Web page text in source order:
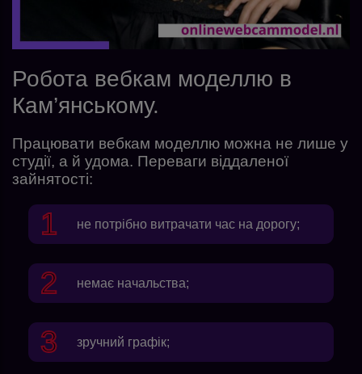
Робота вебкам моделлю в
Кам’янському.
Працювати вебкам моделлю можна не лише у
студії, а й удома. Переваги віддаленої
зайнятості:
не потрібно витрачати час на дорогу;
немає начальства;
зручний графік;